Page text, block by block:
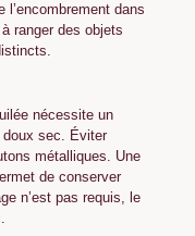
l’encombrement dans
ranger des objets
nécessite un
doux sec. Éviter
métalliques. Une
de conserver
n’est pas requis, le